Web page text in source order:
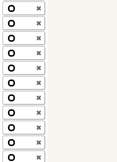
✖
✖
✖
✖
✖
✖
✖
✖
✖
✖
✖